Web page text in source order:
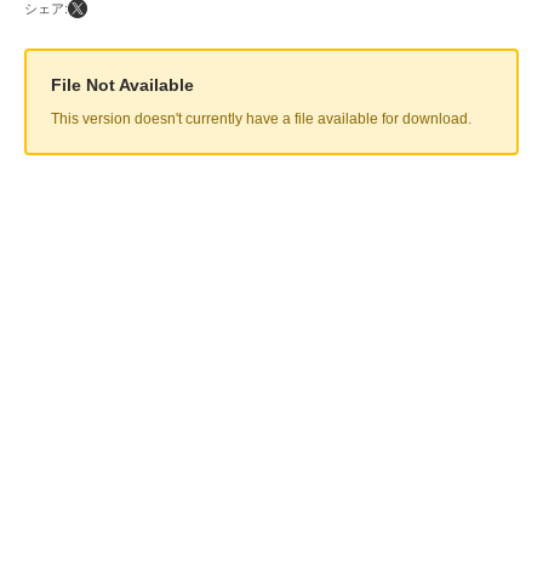
シェア:
File Not Available
This version doesn't currently have a file available for download.